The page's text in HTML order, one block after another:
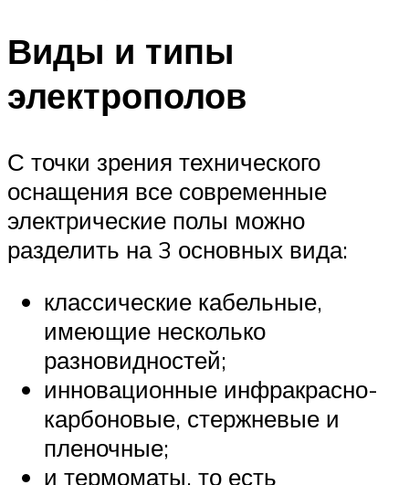
Виды и типы
электрополов
С точки зрения технического
оснащения все современные
электрические полы можно
разделить на 3 основных вида:
классические кабельные,
имеющие несколько
разновидностей;
инновационные инфракрасно-
карбоновые, стержневые и
пленочные;
и термоматы, то есть